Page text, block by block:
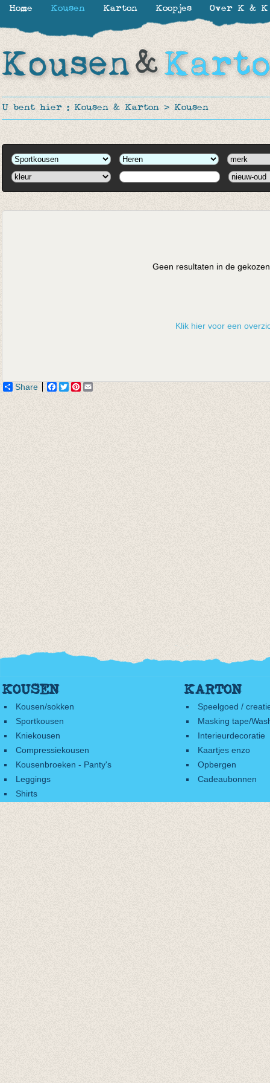
U bent hier : Kousen & Karton > Kousen
Geen resultaten in de
Klik hier voor een
Share Facebook
TwitterPinterest
KOUSEN
Kousen/sokken
Sportkousen
Kniekousen
Compressiekousen
Kousenbroeken - Panty's
Leggings
Shirts
KARTON
Speelgoed /
Masking tape/
Interieurdecoratie
Kaartjes enzo
Opbergen
Cadeaubonnen
Home Kousen Karton Koopjes Over K & K